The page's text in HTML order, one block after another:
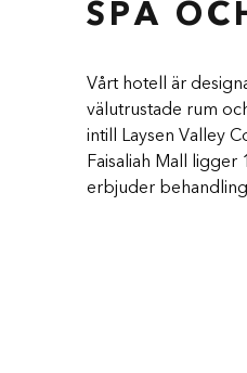
SPA
Vårt hotell är
välutrustade rum
intill Laysen Valley
Faisaliah Mall
erbjuder